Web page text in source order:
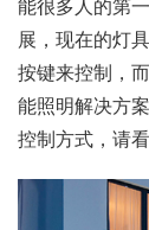
能很多人的第
展，现在的灯
按键来控制，
能照明解决方
控制方式，请